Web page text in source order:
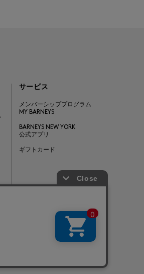
サービス
メンバーシッププログラム
MY BARNEYS
BARNEYS NEW YORK
公式アプリ
ギフトカード